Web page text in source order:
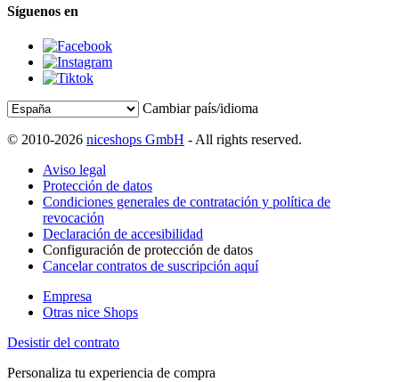
Síguenos en
Cambiar país/idioma
© 2010-2026 niceshops GmbH - All rights reserved.
Aviso legal
Protección de datos
Condiciones generales de contratación y política de
revocación
Declaración de accesibilidad
Configuración de protección de datos
Cancelar contratos de suscripción aquí
Empresa
Otras nice Shops
Desistir del contrato
Personaliza tu experiencia de compra